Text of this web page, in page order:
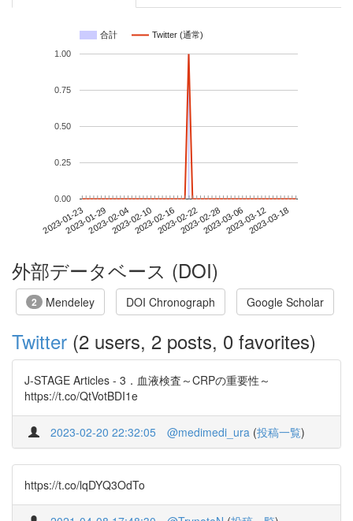
合計 Twitter (通常)
2023-01-232023-01-292023-02-042023-02-102023-02-162023-02-222023-02-282023-03-062023-03-122023-03-18
0.00
0.25
0.50
0.75
1.00
外部データベース (DOI)
2 Mendeley DOI Chronograph Google Scholar
Twitter (2 users, 2 posts, 0 favorites)
J-STAGE Articles - 3．血液検査～CRPの重要性～
https://t.co/QtVotBDI1e
2023-02-20 22:32:05 @medimedi_ura (投稿一覧)
https://t.co/lqDYQ3OdTo